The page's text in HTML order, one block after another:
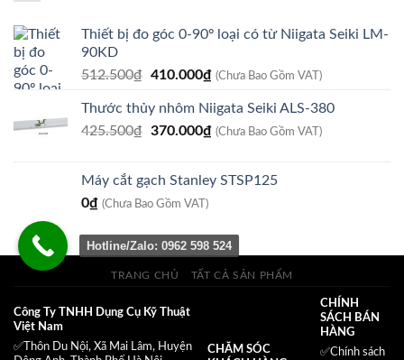
Thiết bị đo góc 0-90º loại có từ Niigata Seiki LM-
90KD
512.500₫ Giá
là:
512.500₫.
410.000₫Giá
tại
là:
(Chưa Bao Gồm VAT)
Thước thủy nhôm Niigata Seiki ALS-380
425.500₫ Giá
425.500₫.
370.000₫Giá
là:
(Chưa Bao Gồm VAT)
Máy cắt gạch Stanley STSP125
0₫ (Chưa Bao Gồm VAT)
TRANG CHỦ TẤT CẢ SẢN PHẨM
Công Ty TNHH Dụng Cụ Kỹ Thuật
Việt Nam
✅Thôn Du Nội, Xã Mai Lâm, Huyện
CHĂM SÓC
CHÍNH
SÁCH BÁN
HÀNG
✅Chính sách
Hotline/Zalo: 0962 598 524